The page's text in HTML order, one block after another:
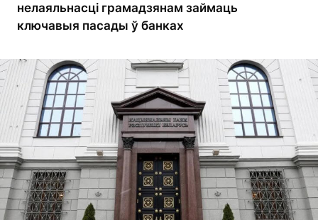
нелаяльнасці грамадзянам займаць
ключавыя пасады ў банках